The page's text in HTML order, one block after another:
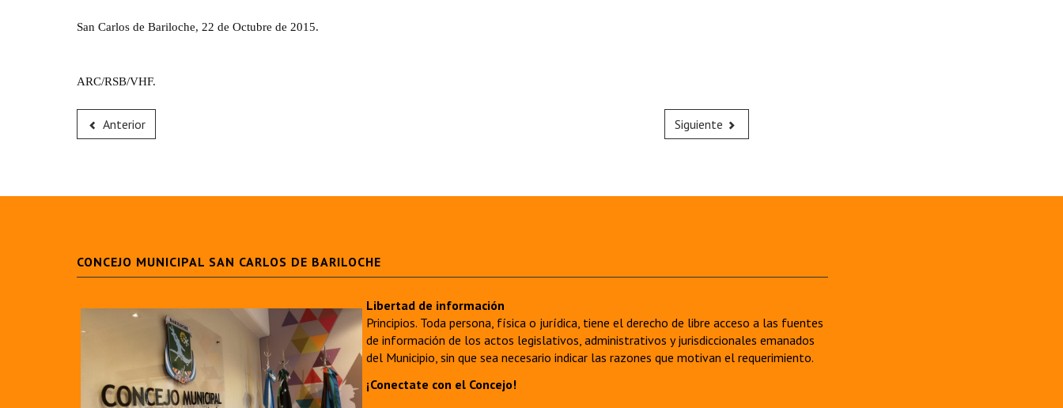
San Carlos de Bariloche, 22 de Octubre de 2015.
ARC/RSB/VHF.
Anterior Siguiente
CONCEJO MUNICIPAL SAN CARLOS DE BARILOCHE
Libertad de información
Principios. Toda persona, física o jurídica, tiene el derecho de libre acceso a las fuentes
de información de los actos legislativos, administrativos y jurisdiccionales emanados
del Municipio, sin que sea necesario indicar las razones que motivan el requerimiento.
¡Conectate con el Concejo!